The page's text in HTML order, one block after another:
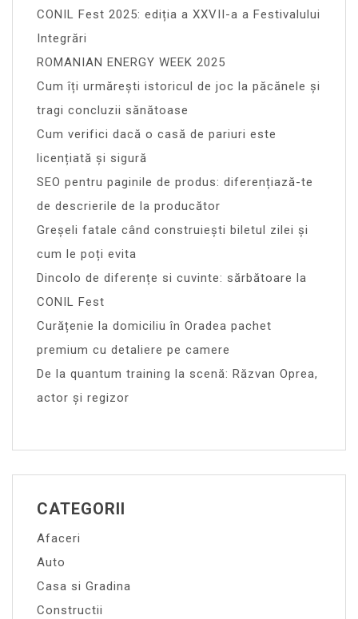
CONIL Fest 2025: ediția a XXVII-a a Festivalului
Integrări
ROMANIAN ENERGY WEEK 2025
Cum îți urmărești istoricul de joc la păcănele și
tragi concluzii sănătoase
Cum verifici dacă o casă de pariuri este
licențiată și sigură
SEO pentru paginile de produs: diferențiază-te
de descrierile de la producător
Greșeli fatale când construiești biletul zilei și
cum le poți evita
Dincolo de diferențe si cuvinte: sărbătoare la
CONIL Fest
Curățenie la domiciliu în Oradea pachet
premium cu detaliere pe camere
De la quantum training la scenă: Răzvan Oprea,
actor și regizor
CATEGORII
Afaceri
Auto
Casa si Gradina
Constructii